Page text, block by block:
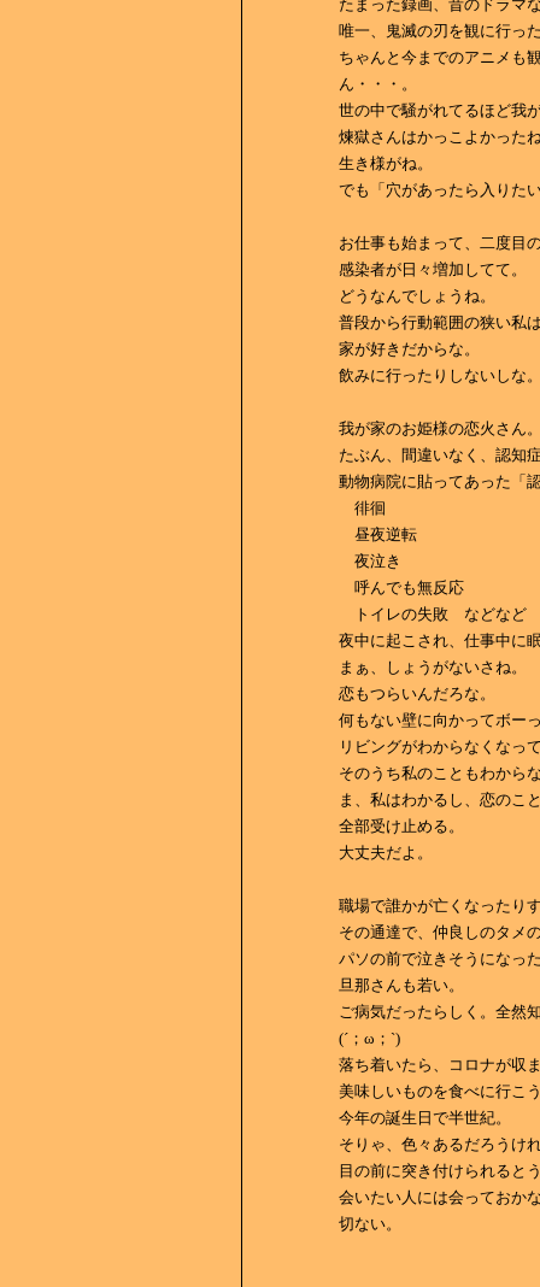
たまった録画、昔のドラマ
唯一、鬼滅の刃を観に行っ
ちゃんと今までのアニメも
ん・・・。
世の中で騒がれてるほど我
煉獄さんはかっこよかった
生き様がね。
でも「穴があったら入りた
お仕事も始まって、二度目
感染者が日々増加してて。
どうなんでしょうね。
普段から行動範囲の狭い私
家が好きだからな。
飲みに行ったりしないしな
我が家のお姫様の恋火さん
たぶん、間違いなく、認知
動物病院に貼ってあった「
徘徊
昼夜逆転
夜泣き
呼んでも無反応
トイレの失敗 などなど
夜中に起こされ、仕事中に
まぁ、しょうがないさね。
恋もつらいんだろな。
何もない壁に向かってボー
リビングがわからなくなっ
そのうち私のこともわから
ま、私はわかるし、恋のこ
全部受け止める。
大丈夫だよ。
職場で誰かが亡くなったり
その通達で、仲良しのタメ
パソの前で泣きそうになっ
旦那さんも若い。
ご病気だったらしく。全然
(´；ω；`)
落ち着いたら、コロナが収
美味しいものを食べに行こ
今年の誕生日で半世紀。
そりゃ、色々あるだろうけ
目の前に突き付けられると
会いたい人には会っておか
切ない。